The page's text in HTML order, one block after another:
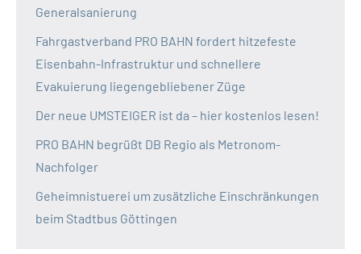
Generalsanierung
Fahrgastverband PRO BAHN fordert hitzefeste
Eisenbahn-Infrastruktur und schnellere
Evakuierung liegengebliebener Züge
Der neue UMSTEIGER ist da – hier kostenlos lesen!
PRO BAHN begrüßt DB Regio als Metronom-
Nachfolger
Geheimnistuerei um zusätzliche Einschränkungen
beim Stadtbus Göttingen